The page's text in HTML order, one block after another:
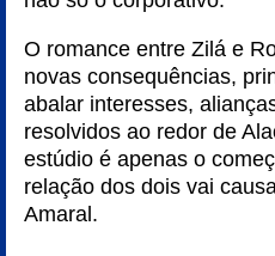
O romance entre Zilá e
novas consequências,
abalar interesses,
resolvidos ao redor de
estúdio é apenas o
relação dos dois vai
Amaral.